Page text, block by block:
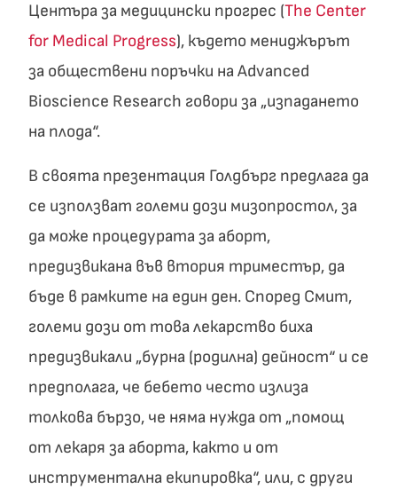
Центъра за медицински прогрес (The Center
for Medical Progress), където мениджърът
за обществени поръчки на Advanced
Bioscience Research говори за „изпадането
на плода“.
В своята презентация Голдбърг предлага да
се използват големи дози мизопростол, за
да може процедурата за аборт,
предизвикана във втория триместър, да
бъде в рамките на един ден. Според Смит,
големи дози от това лекарство биха
предизвикали „бурна (родилна) дейност“ и се
предполага, че бебето често излиза
толкова бързо, че няма нужда от „помощ
от лекаря за аборта, както и от
инструментална екипировка“, или, с други